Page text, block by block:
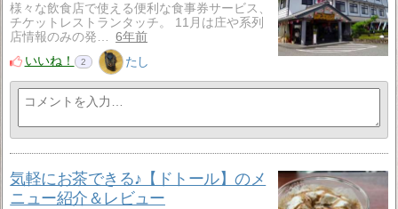
様々な飲食店で使える便利な食事券サービス、
チケットレストランタッチ。 11月は庄や系列
店情報のみの発…
6年前
いいね！
2 たし
気軽にお茶できる♪【ドトール】のメ
ニュー紹介＆レビュー